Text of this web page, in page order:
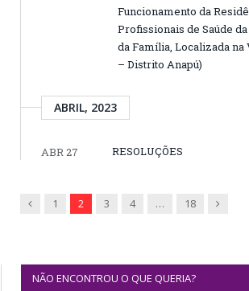
Funcionamento da
Profissionais de Saúde
da Família, Localizada na
– Distrito Anapú)
ABRIL, 2023
ABR 27 RESOLUÇÕES
Previous
1 2 3 4 … 18 Next
NÃO ENCONTROU O QUE QUERIA?